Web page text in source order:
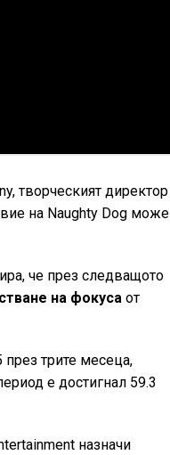
творческият директор
на Naughty Dog може
че през следващото
на фокуса от
трите месеца,
е достигнал 59.3
назначи